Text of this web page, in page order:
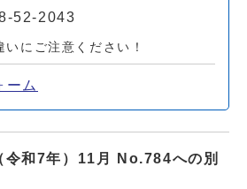
52-2043
にご注意ください！
ーム
令和7年）11月 No.784への別